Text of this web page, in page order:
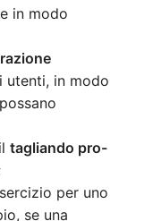
in modo
utenti, in modo
tagliando pro-
per uno
se una